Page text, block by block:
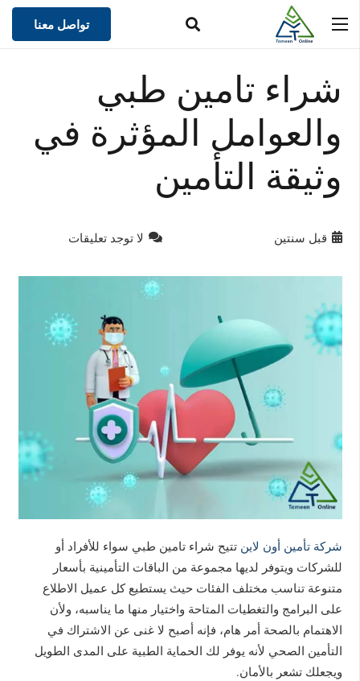
تواصل معنا
شراء تامين طبي
والعوامل المؤثرة في
وثيقة التأمين
قبل سنتين لا توجد تعليقات
شركة تأمين أون لاين تتيح شراء تامين طبي سواء للأفراد أو
للشركات ويتوفر لديها مجموعة من الباقات التأمينية بأسعار
متنوعة تناسب مختلف الفئات حيث يستطيع كل عميل الاطلاع
على البرامج والتغطيات المتاحة واختيار منها ما يناسبه، ولأن
الاهتمام بالصحة أمر هام، فإنه أصبح لا غنى عن الاشتراك في
التأمين الصحي لأنه يوفر لك الحماية الطبية على المدى الطويل
ويجعلك تشعر بالأمان.